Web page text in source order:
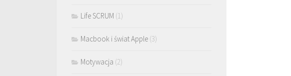
Life SCRUM (1)
Macbook i świat Apple(3)
Motywacja (2)